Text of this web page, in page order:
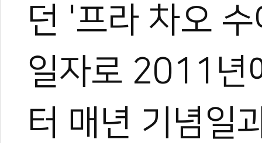
던 '프라 차오
일자로 2011년
터 매년 기념일